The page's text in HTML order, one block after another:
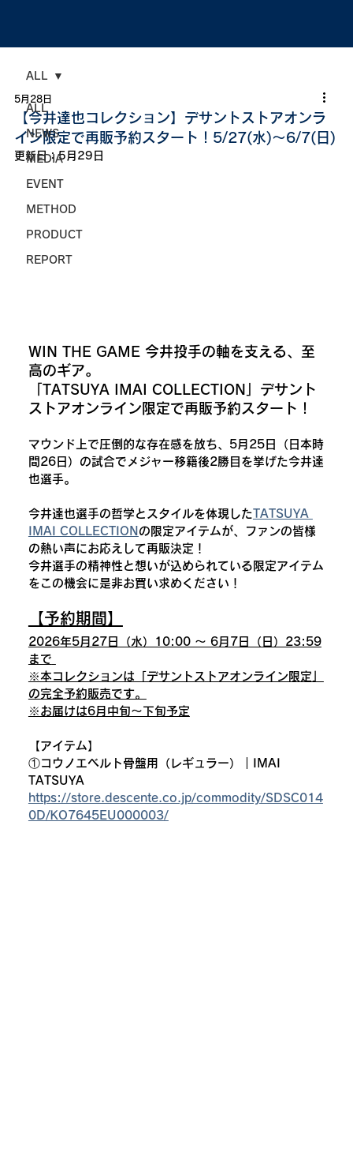
ALL
NEWS
MEDIA
EVENT
METHOD
PRODUCT
REPORT
ALL
【今井達也コレクション】デサントストアオンラ
イン限定で再販予約スタート！5/27(水)～6/7(日)
5月28日
更新日：5月29日
WIN THE GAME 今井投手の軸を支える、至
高のギア。
「TATSUYA IMAI COLLECTION」デサント
ストアオンライン限定で再販予約スタート！
マウンド上で圧倒的な存在感を放ち、5月25日（日本時
間26日）の試合でメジャー移籍後2勝目を挙げた今井達
也選手。
今井達也選手の哲学とスタイルを体現したTATSUYA
IMAI COLLECTION の限定アイテムが、ファンの皆様
の熱い声にお応えして再販決定！
今井選手の精神性と想いが込められている限定アイテム
をこの機会に是非お買い求めください！
【予約期間】
2026年5月27日（水）10:00 〜 6月7日（日）23:59
まで
※本コレクションは「デサントストアオンライン限定」
の完全予約販売です。
※お届けは6月中旬～下旬予定
【アイテム】
①コウノエベルト骨盤用（レギュラー）｜IMAI
TATSUYA
https://store.descente.co.jp/commodity/SDSC014
0D/KO7645EU000003/